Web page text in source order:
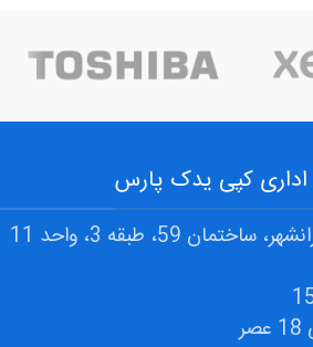
اداری کپی یدک پارس
59، طبقه 3، واحد 11